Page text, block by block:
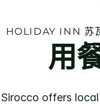
HOLIDAY INN 苏
用
offers